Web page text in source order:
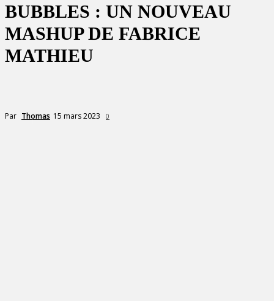
BUBBLES : UN NOUVEAU
MASHUP DE FABRICE
MATHIEU
Par Thomas 15 mars 2023 0